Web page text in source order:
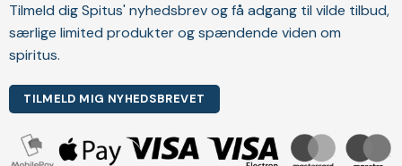
Tilmeld dig Spitus' nyhedsbrev og få adgang til vilde tilbud,
særlige limited produkter og spændende viden om
spiritus.
TILMELD MIG NYHEDSBREVET